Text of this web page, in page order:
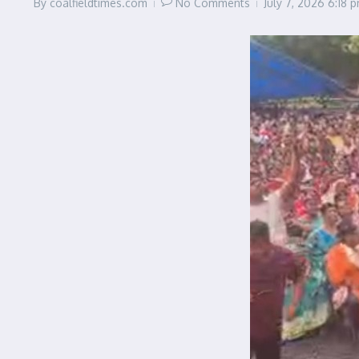
By coalfieldtimes.com No Comments July 7, 2026 6:18